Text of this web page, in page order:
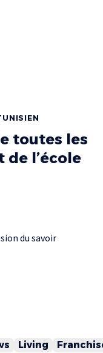
toutes les
l’école
du savoir
Living